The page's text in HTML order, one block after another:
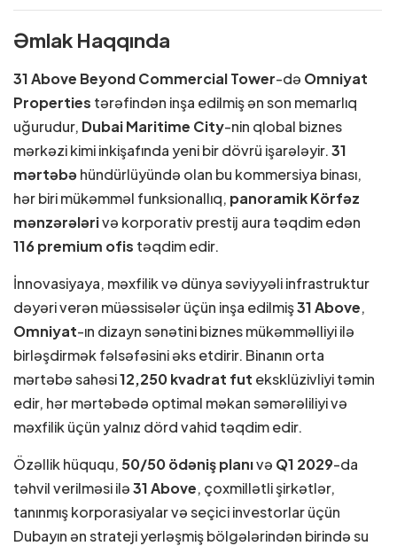
Əmlak Haqqında
31 Above Beyond Commercial Tower-də Omniyat
Properties tərəfindən inşa edilmiş ən son memarlıq
uğurudur, Dubai Maritime City-nin qlobal biznes
mərkəzi kimi inkişafında yeni bir dövrü işarələyir.31
mərtəbəhündürlüyündə olan bu kommersiya binası,
hər biri mükəmməl funksionallıq, panoramik Körfəz
mənzərələrivə korporativ prestij aura təqdim edən
116 premium ofis təqdim edir.
İnnovasiyaya, məxfilik və dünya səviyyəli infrastruktur
dəyəri verən müəssisələr üçün inşa edilmiş31 Above,
Omniyat-ın dizayn sənətini biznes mükəmməlliyi ilə
birləşdirmək fəlsəfəsini əks etdirir. Binanın orta
mərtəbə sahəsi12,250 kvadrat fut eksklüzivliyi təmin
edir, hər mərtəbədə optimal məkan səmərəliliyi və
məxfilik üçün yalnız dörd vahid təqdim edir.
Özəllik hüququ, 50/50 ödəniş planıvə Q1 2029-da
təhvil verilməsi ilə31 Above, çoxmillətli şirkətlər,
tanınmış korporasiyalar və seçici investorlar üçün
Dubayın ən strateji yerləşmiş bölgələrindən birində su